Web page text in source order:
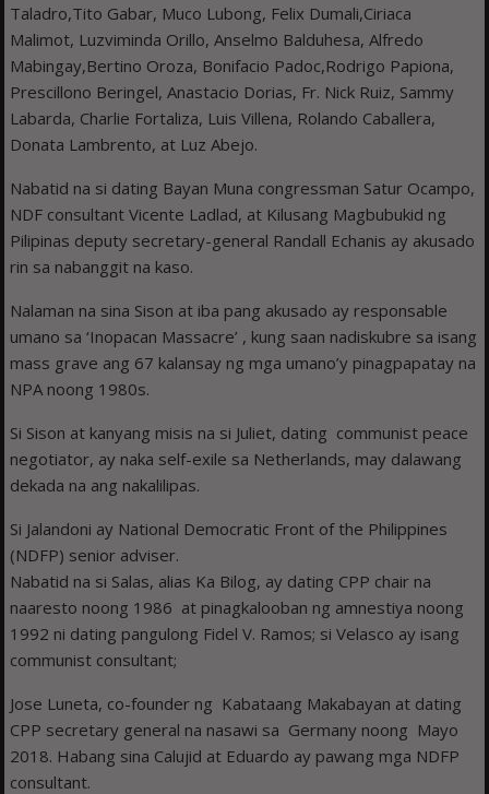
Taladro,Tito Gabar, Muco Lubong, Felix Dumali,Ciriaca
Malimot, Luzviminda Orillo, Anselmo Balduhesa, Alfredo
Mabingay,Bertino Oroza, Bonifacio Padoc,Rodrigo Papiona,
Prescillono Beringel, Anastacio Dorias, Fr. Nick Ruiz, Sammy
Labarda, Charlie Fortaliza, Luis Villena, Rolando Caballera,
Donata Lambrento, at Luz Abejo.
Nabatid na si dating Bayan Muna congressman Satur Ocampo,
NDF consultant Vicente Ladlad, at Kilusang Magbubukid ng
Pilipinas deputy secretary-general Randall Echanis ay akusado
rin sa nabanggit na kaso.
Nalaman na sina Sison at iba pang akusado ay responsable
umano sa ‘Inopacan Massacre’ , kung saan nadiskubre sa isang
mass grave ang 67 kalansay ng mga umano’y pinagpapatay na
NPA noong 1980s.
Si Sison at kanyang misis na si Juliet, dating communist peace
negotiator, ay naka self-exile sa Netherlands, may dalawang
dekada na ang nakalilipas.
Si Jalandoni ay National Democratic Front of the Philippines
(NDFP) senior adviser.
Nabatid na si Salas, alias Ka Bilog, ay dating CPP chair na
naaresto noong 1986 at pinagkalooban ng amnestiya noong
1992 ni dating pangulong Fidel V. Ramos; si Velasco ay isang
communist consultant;
Jose Luneta, co-founder ng Kabataang Makabayan at dating
CPP secretary general na nasawi sa Germany noong Mayo
2018. Habang sina Calujid at Eduardo ay pawang mga NDFP
consultant.